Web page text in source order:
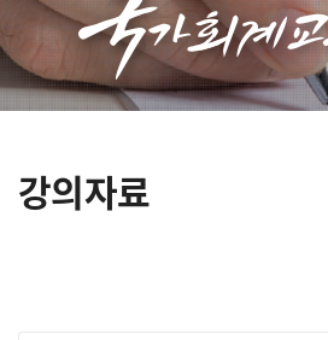
강의자료